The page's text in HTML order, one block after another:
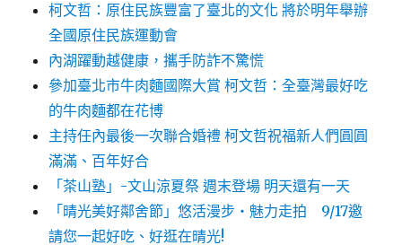
柯文哲：原住民族豐富了臺北的文化 將於明年舉辦
全國原住民族運動會
內湖躍動越健康，攜手防詐不驚慌
參加臺北市牛肉麵國際大賞 柯文哲：全臺灣最好吃
的牛肉麵都在花博
主持任內最後一次聯合婚禮 柯文哲祝福新人們圓圓
滿滿、百年好合
「茶山塾」-文山涼夏祭 週末登場 明天還有一天
「晴光美好鄰舍節」悠活漫步‧魅力走拍 9/17邀
請您一起好吃、好逛在晴光!